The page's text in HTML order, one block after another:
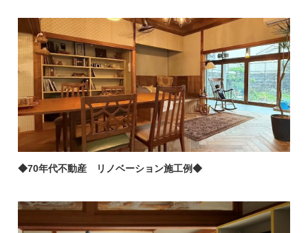
◆70年代不動産 リノベーション施工例◆